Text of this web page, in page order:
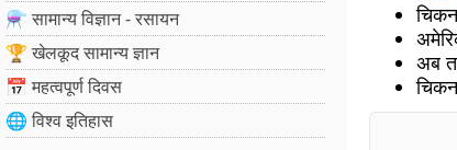
⚗️ सामान्य विज्ञान - रसायन
🏆 खेलकूद सामान्य ज्ञान
📅 महत्वपूर्ण दिवस
🌐 विश्व इतिहास
अब